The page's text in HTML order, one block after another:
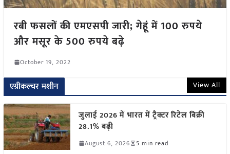
रबी फसलों की एमएसपी जारी; गेहूं में 100 रुपये
और मसूर के 500 रुपये बढ़े
October 19, 2022
एग्रीकल्चर मशीन View All
जुलाई 2026 में भारत में ट्रैक्टर रिटेल बिक्री
28.1% बढ़ी
August 6, 2026 5 min read